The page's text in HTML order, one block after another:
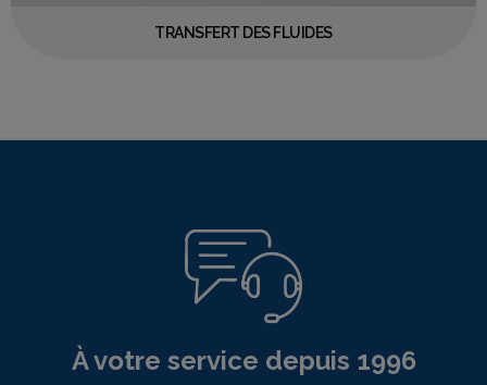
TRANSFERT DES FLUIDES
À votre service depuis 1996